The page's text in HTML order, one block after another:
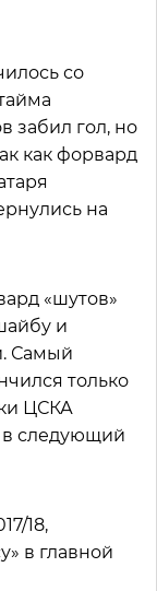
со
гол, но
как форвард
на
«шутов»
и
Самый
только
ЦСКА
в следующий
18,
в главной